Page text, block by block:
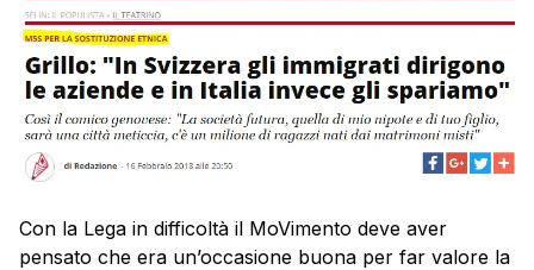
Con la Lega in difficoltà il MoVimento deve aver
pensato che era un’occasione buona per far valore la